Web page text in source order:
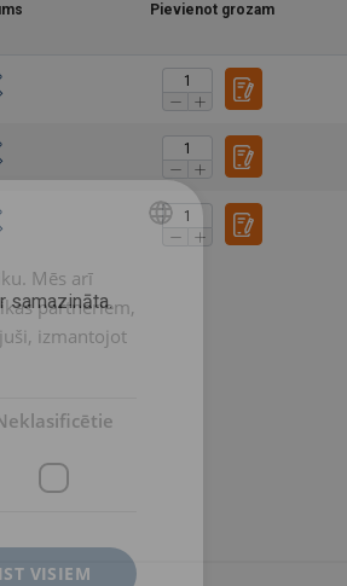
Pievienot grozam
samazināta.
LATVIAN
ENGLISH TRANSLATION
Mēs arī
partneriem,
izmantojot
VISIEM